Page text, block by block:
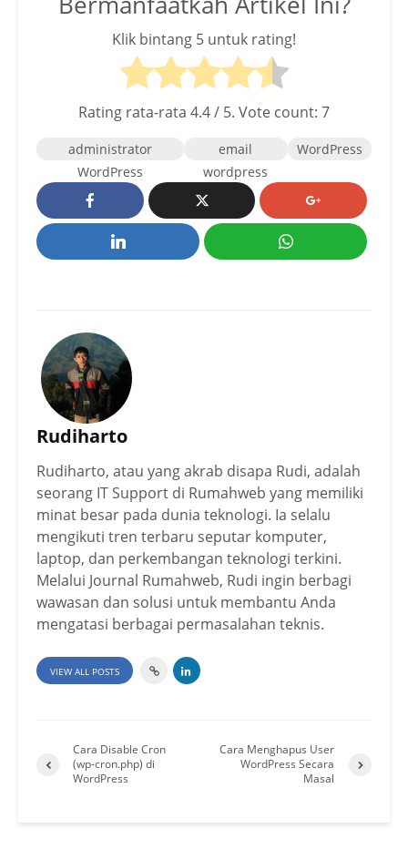
Klik bintang 5 untuk rating!
Rating rata-rata 4.4/ 5. Vote count: 7
administrator
WordPress
email
wordpress
WordPress
Rudiharto
Rudiharto, atau yang akrab disapa Rudi, adalah
seorang IT Support di Rumahweb yang memiliki
minat besar pada dunia teknologi. Ia selalu
mengikuti tren terbaru seputar komputer,
laptop, dan perkembangan teknologi terkini.
Melalui Journal Rumahweb, Rudi ingin berbagi
wawasan dan solusi untuk membantu Anda
mengatasi berbagai permasalahan teknis.
VIEW ALL POSTS
Cara Disable Cron
(wp-cron.php) di
WordPress
Cara Menghapus User
WordPress Secara
Masal